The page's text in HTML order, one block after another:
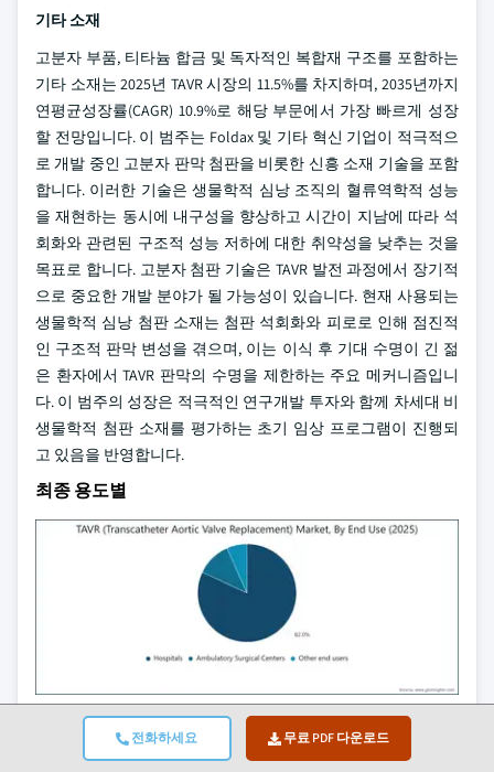
전화하세요 무료 PDF 다운로드
기타 소재
고분자 부품, 티타늄 합금 및 독자적인 복합재 구조를 포함하는
기타 소재는 2025년 TAVR 시장의 11.5%를 차지하며, 2035년까지
연평균성장률(CAGR) 10.9%로 해당 부문에서 가장 빠르게 성장
할 전망입니다. 이 범주는 Foldax 및 기타 혁신 기업이 적극적으
로 개발 중인 고분자 판막 첨판을 비롯한 신흥 소재 기술을 포함
합니다. 이러한 기술은 생물학적 심낭 조직의 혈류역학적 성능
을 재현하는 동시에 내구성을 향상하고 시간이 지남에 따라 석
회화와 관련된 구조적 성능 저하에 대한 취약성을 낮추는 것을
목표로 합니다. 고분자 첨판 기술은 TAVR 발전 과정에서 장기적
으로 중요한 개발 분야가 될 가능성이 있습니다. 현재 사용되는
생물학적 심낭 첨판 소재는 첨판 석회화와 피로로 인해 점진적
인 구조적 판막 변성을 겪으며, 이는 이식 후 기대 수명이 긴 젊
은 환자에서 TAVR 판막의 수명을 제한하는 주요 메커니즘입니
다. 이 범주의 성장은 적극적인 연구개발 투자와 함께 차세대 비
생물학적 첨판 소재를 평가하는 초기 임상 프로그램이 진행되
고 있음을 반영합니다.
최종 용도별
병원은 지배적인 최종 용도 부문으로, 2025년 TAVR(경피적 대동